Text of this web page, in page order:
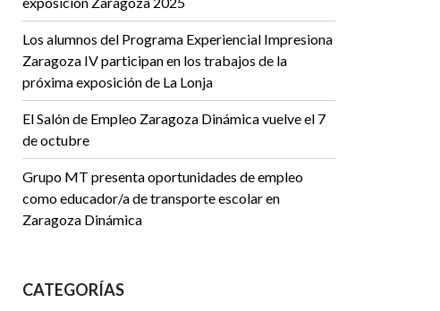
Los alumnos del Programa Experiencial Impresiona
Zaragoza IV participan en los trabajos de la
próxima exposición de La Lonja
El Salón de Empleo Zaragoza Dinámica vuelve el 7
de octubre
Grupo MT presenta oportunidades de empleo
como educador/a de transporte escolar en
Zaragoza Dinámica
CATEGORÍAS